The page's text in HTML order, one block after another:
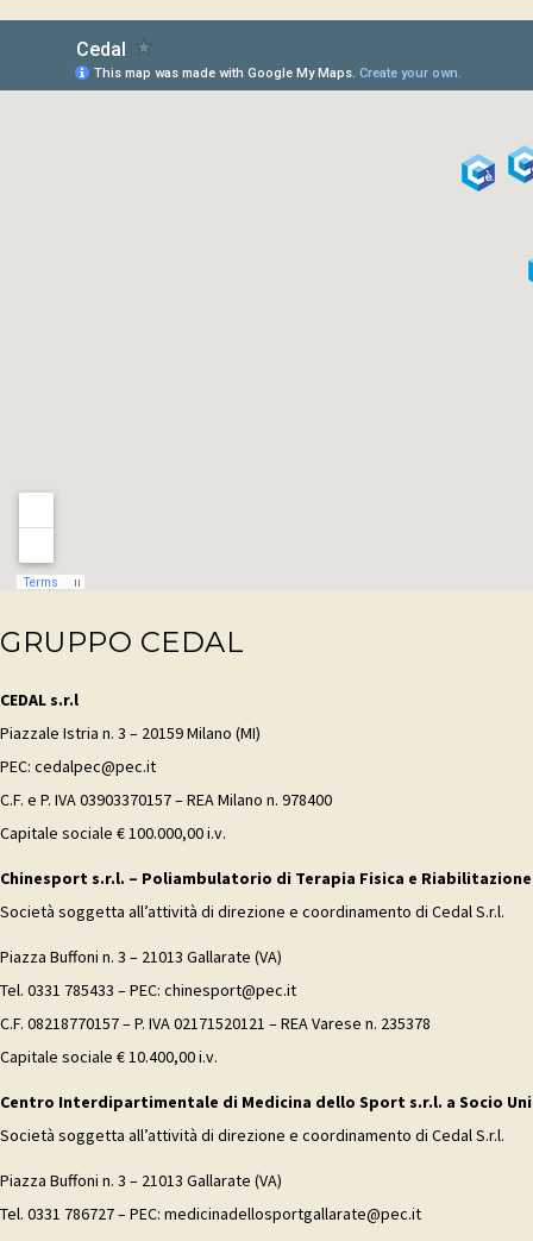
GRUPPO CEDAL
CEDAL s.r.l
Piazzale Istria n. 3 – 20159 Milano (MI)
PEC: cedalpec@pec.it
C.F. e P. IVA 03903370157 – REA Milano n. 978400
Capitale sociale € 100.000,00 i.v.
Chinesport s.r.l. – Poliambulatorio di Terapia Fisica e
Società soggetta all’attività di direzione e coordinamento di Cedal S.r.l.
Piazza Buffoni n. 3 – 21013 Gallarate (VA)
Tel. 0331 785433 – PEC: chinesport@pec.it
C.F. 08218770157 – P. IVA 02171520121 – REA Varese n. 235378
Capitale sociale € 10.400,00 i.v.
Centro Interdipartimentale di Medicina dello Sport s.r.l. a Socio
Società soggetta all’attività di direzione e coordinamento di Cedal S.r.l.
Piazza Buffoni n. 3 – 21013 Gallarate (VA)
Tel. 0331 786727 – PEC: medicinadellosportgallarate@pec.it